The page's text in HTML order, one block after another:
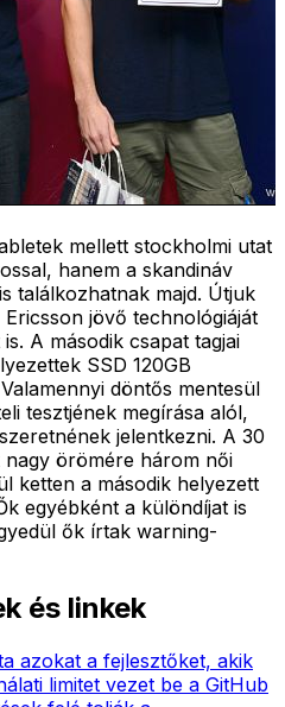
mellett stockholmi utat
hanem a skandináv
találkozhatnak majd. Útjuk
jövő technológiáját
A második csapat tagjai
SSD 120GB
döntős mentesül
tesztjének megírása alól,
jelentkezni. A 30
örömére három női
ketten a második helyezett
egyébként a különdíjat is
ők írtak warning-
és linkek
azokat a fejlesztőket, akik
limitet vezet be a GitHub